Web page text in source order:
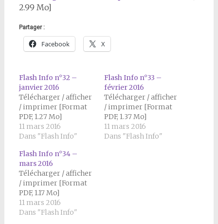
2.99 Mo]
Partager :
Facebook X
Flash Info n°32 –
janvier 2016
Télécharger / afficher
/ imprimer [Format
PDF, 1.27 Mo]
11 mars 2016
Dans "Flash Info"
Flash Info n°33 –
février 2016
Télécharger / afficher
/ imprimer [Format
PDF, 1.37 Mo]
11 mars 2016
Dans "Flash Info"
Flash Info n°34 –
mars 2016
Télécharger / afficher
/ imprimer [Format
PDF, 1.17 Mo]
11 mars 2016
Dans "Flash Info"